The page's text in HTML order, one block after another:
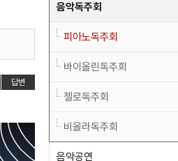
답변
음악독주회
피아노독주회
바이올린독주회
첼로독주회
비올라독주회
음악공연